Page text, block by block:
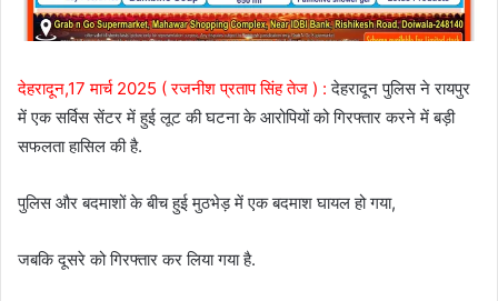
देहरादून,17 मार्च 2025 ( रजनीश प्रताप सिंह तेज ) : देहरादून पुलिस ने रायपुर
में एक सर्विस सेंटर में हुई लूट की घटना के आरोपियों को गिरफ्तार करने में बड़ी
सफलता हासिल की है.
पुलिस और बदमाशों के बीच हुई मुठभेड़ में एक बदमाश घायल हो गया,
जबकि दूसरे को गिरफ्तार कर लिया गया है.